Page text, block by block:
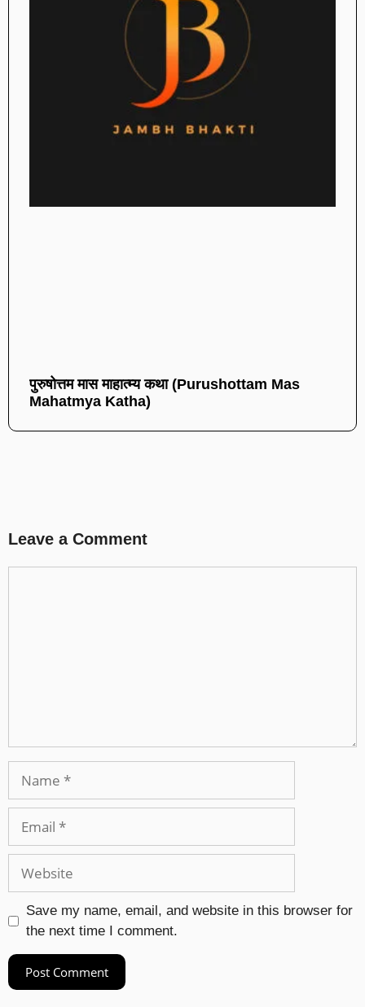
पुरुषोत्तम मास माहात्म्य कथा (Purushottam Mas
Mahatmya Katha)
Leave a Comment
Save my name, email, and website in this browser for
the next time I comment.